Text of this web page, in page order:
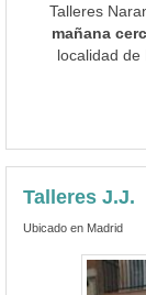
Talleres
mañana
localidad de
Talleres J.J.
Ubicado en Madrid